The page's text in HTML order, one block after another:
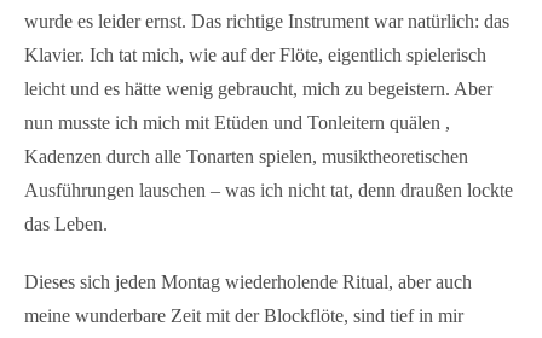
wurde es leider ernst. Das richtige Instrument war natürlich: das
Klavier. Ich tat mich, wie auf der Flöte, eigentlich spielerisch
leicht und es hätte wenig gebraucht, mich zu begeistern. Aber
nun musste ich mich mit Etüden und Tonleitern quälen ,
Kadenzen durch alle Tonarten spielen, musiktheoretischen
Ausführungen lauschen – was ich nicht tat, denn draußen lockte
das Leben.
Dieses sich jeden Montag wiederholende Ritual, aber auch
meine wunderbare Zeit mit der Blockflöte, sind tief in mir